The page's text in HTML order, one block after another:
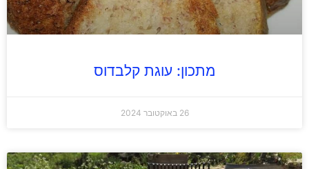
מתכון: עוגת קלבדוס
26 באוקטובר 2024